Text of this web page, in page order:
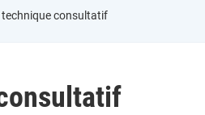
technique consultatif